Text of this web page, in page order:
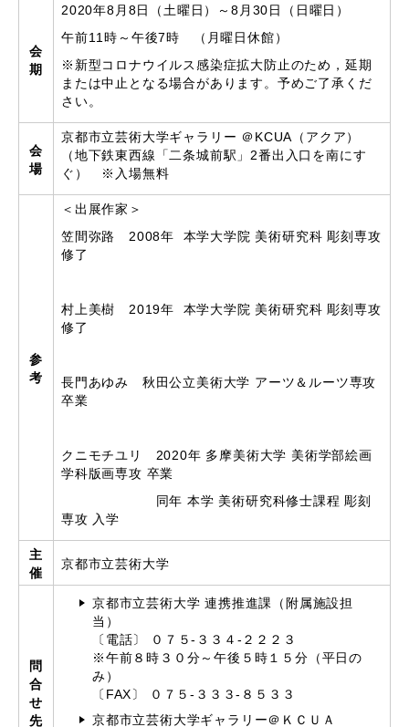
会
期
2020年8月8日（土曜日）～8月30日（日曜日）
午前11時～午後7時 （月曜日休館）
※新型コロナウイルス感染症拡大防止のため，延期
または中止となる場合があります。予めご了承くだ
さい。
会
場
京都市立芸術大学ギャラリー ＠KCUA（アクア）
（地下鉄東西線「二条城前駅」2番出入口を南にす
ぐ） ※入場無料
参
考
＜出展作家＞
笠間弥路 2008年
本学大学院 美術研究科 彫刻専攻
修了
村上美樹 2019年
本学大学院 美術研究科 彫刻専攻
修了
長門あゆみ 秋田公立美術大学 アーツ＆ルーツ専攻
卒業
クニモチユリ 2020年 多摩美術大学 美術学部絵画
学科版画専攻 卒業
同年 本学 美術研究科修士課程 彫刻
専攻 入学
主
催
京都市立芸術大学
問
合
せ
先
京都市立芸術大学 連携推進課（附属施設担
当）
〔電話〕 ０７５-３３４-２２２３
※午前８時３０分～午後５時１５分（平日の
み）
〔FAX〕 ０７５-３３３-８５３３
京都市立芸術大学ギャラリー＠ＫＣＵＡ